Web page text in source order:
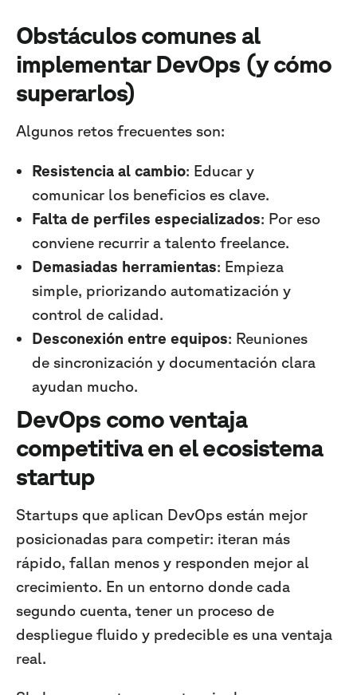
Obstáculos comunes al
implementar DevOps (y cómo
superarlos)
Algunos retos frecuentes son:
Resistencia al cambio: Educar y
comunicar los beneficios es clave.
Falta de perfiles especializados: Por eso
conviene recurrir a talento freelance.
Demasiadas herramientas: Empieza
simple, priorizando automatización y
control de calidad.
Desconexión entre equipos: Reuniones
de sincronización y documentación clara
ayudan mucho.
DevOps como ventaja
competitiva en el ecosistema
startup
Startups que aplican DevOps están mejor
posicionadas para competir: iteran más
rápido, fallan menos y responden mejor al
crecimiento. En un entorno donde cada
segundo cuenta, tener un proceso de
despliegue fluido y predecible es una ventaja
real.